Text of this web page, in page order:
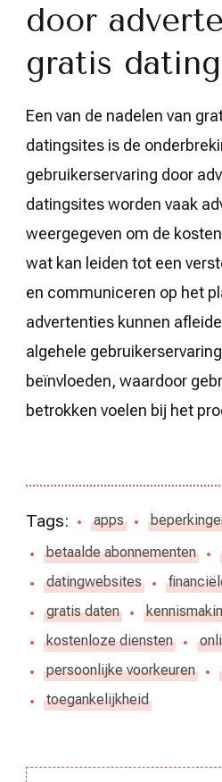
door
gratis
Een van de nadelen van
datingsites is de
gebruikerservaring door
datingsites worden vaak
weergegeven om de
wat kan leiden tot een
en communiceren op het
advertenties kunnen
algehele
beïnvloeden, waardoor
betrokken voelen bij het
Tags: apps
betaalde abonnementen
datingwebsites
gratis daten
kostenloze diensten
persoonlijke voorkeuren
toegankelijkheid